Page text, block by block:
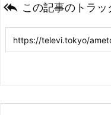
 この記事のトラ